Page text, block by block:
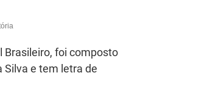
Brasileiro, foi composto
Silva e tem letra de